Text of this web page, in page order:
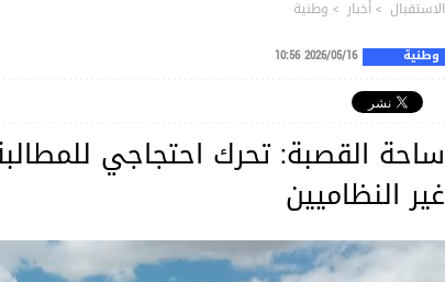
الاستقبال >أخبار > وطنية
وطنية 2026/05/16 10:56
ساحة القصبة: تحرك احتجاجي
غير النظاميين